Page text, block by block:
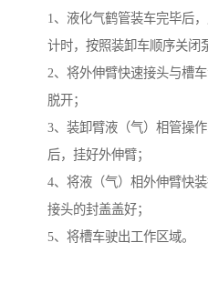
1、液化气鹤管装车完毕后
计时，按照装卸车顺序关闭
2、将外伸臂快速接头与槽
脱开；
3、装卸臂液（气）相管操
后，挂好外伸臂；
4、将液（气）相外伸臂快
接头的封盖盖好；
5、将槽车驶出工作区域。